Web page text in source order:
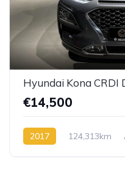
Hyundai Kona CRDI
€14,500
2017 124,313km